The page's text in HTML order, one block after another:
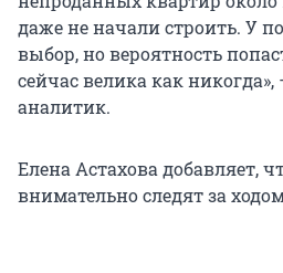
даже не начали строить. У
выбор, но вероятность
сейчас велика как
аналитик.
Елена Астахова добавляет,
внимательно следят за